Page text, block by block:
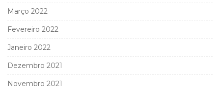
Março 2022
Fevereiro 2022
Janeiro 2022
Dezembro 2021
Novembro 2021